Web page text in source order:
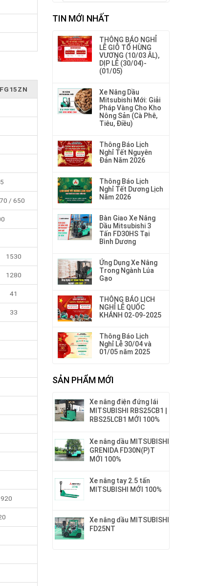
TIN MỚI NHẤT
THÔNG BÁO NGHỈ
LỄ GIỖ TỔ HÙNG
VƯƠNG (10/03 ÂL),
DỊP LỄ (30/04)-
(01/05)
Xe Nâng Dầu
Mitsubishi Mới: Giải
Pháp Vàng Cho Kho
Nông Sản (Cà Phê,
Tiêu, Điều)
Thông Báo Lịch
Nghỉ Tết Nguyên
Đán Năm 2026
Thông Báo Lịch
Nghỉ Tết Dương Lịch
Năm 2026
Bàn Giao Xe Nâng
Dầu Mitsubishi 3
Tấn FD30HS Tại
Bình Dương
Ứng Dụng Xe Nâng
Trong Ngành Lúa
Gạo
THÔNG BÁO LỊCH
NGHỈ LỄ QUỐC
KHÁNH 02-09-2025
Thông Báo Lịch
Nghỉ Lễ 30/04 và
01/05 năm 2025
SẢN PHẨM MỚI
Xe nâng điện đứng lái
MITSUBISHI RBS25CB1 |
RBS25LCB1 MỚI 100%
Xe nâng dầu MITSUBISHI
GRENIDA FD30N(P)T
MỚI 100%
Xe nâng tay 2.5 tấn
MITSUBISHI MỚI 100%
Xe nâng dầu MITSUBISHI
FD25NT
FG15ZN
/ 650
1530
1280
41
33